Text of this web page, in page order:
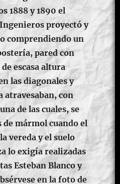
1888 y 1890 el
proyectó y
comprendiendo un
pared con
escasa altura
las diagonales y
atravesaban, con
de las cuales, se
mármol cuando el
vereda y el suelo
lo exigía realizadas
Esteban Blanco y
en la foto de